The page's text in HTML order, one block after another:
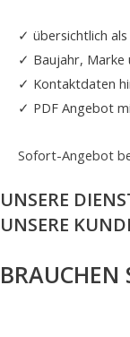
✓ übersichtlich
✓ Baujahr, Marke
✓ Kontaktdaten
✓ PDF Angebot
Sofort-Angebot
UNSERE
UNSERE
BRAUCHEN